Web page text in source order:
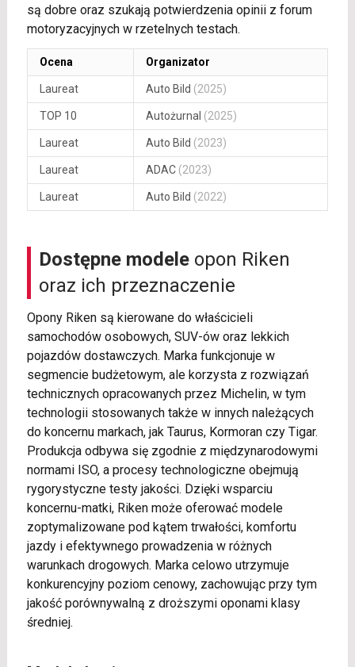
są dobre oraz szukają potwierdzenia opinii z forum
motoryzacyjnych w rzetelnych testach.
Ocena Organizator
Laureat Auto Bild (2025)
TOP 10 Autożurnal (2025)
Laureat Auto Bild (2023)
Laureat ADAC (2023)
Laureat Auto Bild (2022)
Dostępne modeleopon Riken
oraz ich przeznaczenie
Opony Riken są kierowane do właścicieli
samochodów osobowych, SUV-ów oraz lekkich
pojazdów dostawczych. Marka funkcjonuje w
segmencie budżetowym, ale korzysta z rozwiązań
technicznych opracowanych przez Michelin, w tym
technologii stosowanych także w innych należących
do koncernu markach, jak Taurus, Kormoran czy Tigar.
Produkcja odbywa się zgodnie z międzynarodowymi
normami ISO, a procesy technologiczne obejmują
rygorystyczne testy jakości. Dzięki wsparciu
koncernu-matki, Riken może oferować modele
zoptymalizowane pod kątem trwałości, komfortu
jazdy i efektywnego prowadzenia w różnych
warunkach drogowych. Marka celowo utrzymuje
konkurencyjny poziom cenowy, zachowując przy tym
jakość porównywalną z droższymi oponami klasy
średniej.